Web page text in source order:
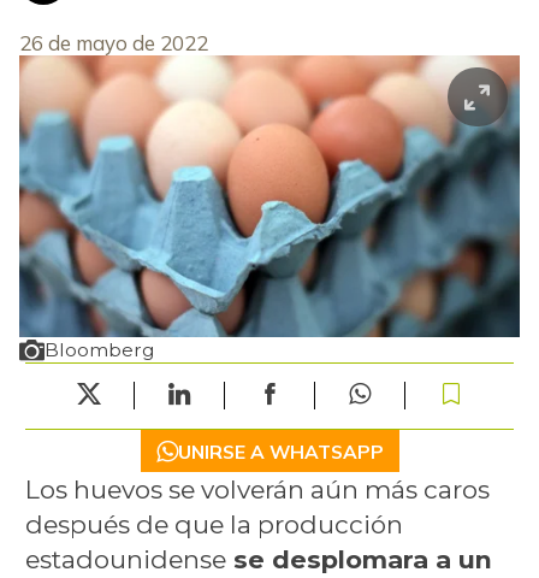
26 de mayo de 2022
Bloomberg
UNIRSE A WHATSAPP
Los huevos se volverán aún más caros
después de que la producción
estadounidensese desplomara a un